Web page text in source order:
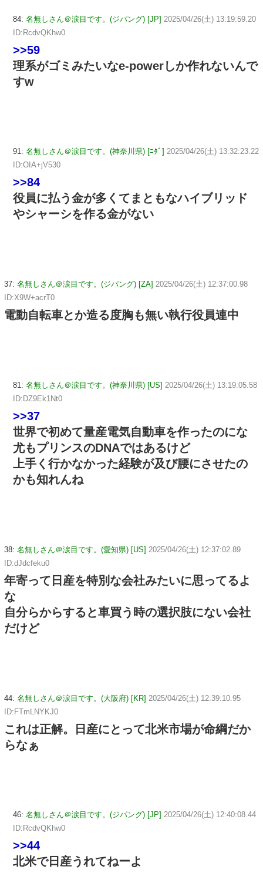
84: 名無しさん＠涙目です。(ジパング) [JP] 2025/04/26(土) 13:19:59.20
ID:RcdvQKhw0
>>59
理系がゴミみたいなe-powerしか作れないんで
すw
91: 名無しさん＠涙目です。(神奈川県) [ﾆﾀﾞ] 2025/04/26(土) 13:32:23.22
ID:OIA+jV530
>>84
役員に払う金が多くてまともなハイブリッド
やシャーシを作る金がない
37: 名無しさん＠涙目です。(ジパング) [ZA] 2025/04/26(土) 12:37:00.98
ID:X9W+acrT0
電動自転車とか造る度胸も無い執行役員連中
81: 名無しさん＠涙目です。(神奈川県) [US] 2025/04/26(土) 13:19:05.58
ID:DZ9Ek1Nt0
>>37
世界で初めて量産電気自動車を作ったのにな
尤もプリンスのDNAではあるけど
上手く行かなかった経験が及び腰にさせたの
かも知れんね
38: 名無しさん＠涙目です。(愛知県) [US] 2025/04/26(土) 12:37:02.89
ID:dJdcfeku0
年寄って日産を特別な会社みたいに思ってるよ
な
自分らからすると車買う時の選択肢にない会社
だけど
44: 名無しさん＠涙目です。(大阪府) [KR] 2025/04/26(土) 12:39:10.95
ID:FTmLNYKJ0
これは正解。日産にとって北米市場が命綱だか
らなぁ
46: 名無しさん＠涙目です。(ジパング) [JP] 2025/04/26(土) 12:40:08.44
ID:RcdvQKhw0
>>44
北米で日産うれてねーよ